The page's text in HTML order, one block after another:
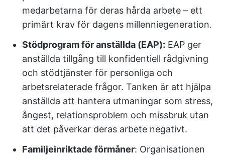
medarbetarna för deras hårda arbete – ett
primärt krav för dagens millenniegeneration.
Stödprogram för anställda (EAP): EAP ger
anställda tillgång till konfidentiell rådgivning
och stödtjänster för personliga och
arbetsrelaterade frågor. Tanken är att hjälpa
anställda att hantera utmaningar som stress,
ångest, relationsproblem och missbruk utan
att det påverkar deras arbete negativt.
Familjeinriktade förmåner: Organisationen